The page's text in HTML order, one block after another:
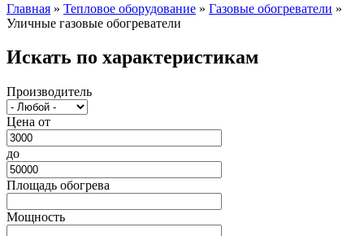
Вы здесь
Главная » Тепловое оборудование » Газовые обогреватели »
Уличные газовые обогреватели
Искать по характеристикам
Производитель
Цена от
до
Площадь обогрева
Мощность